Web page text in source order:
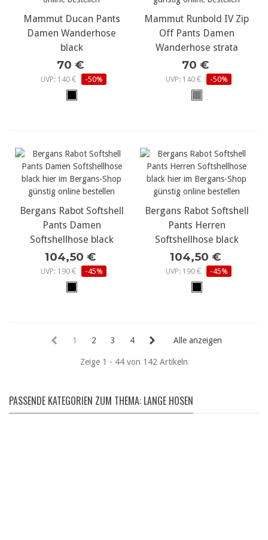
Mammut Ducan Pants
Damen Wanderhose
black
70 €
UVP: 140 € -50%
Mammut Runbold IV Zip
Off Pants Damen
Wanderhose strata
70 €
UVP: 140 € -50%
Bergans Rabot Softshell
Pants Damen
Softshellhose black
104,50 €
UVP: 190 € -45%
Bergans Rabot Softshell
Pants Herren
Softshellhose black
104,50 €
UVP: 190 € -45%
1 2 3 4 Alle anzeigen
Zeige 1 - 44 von 142 Artikeln
PASSENDE KATEGORIEN ZUM THEMA: LANGE HOSEN